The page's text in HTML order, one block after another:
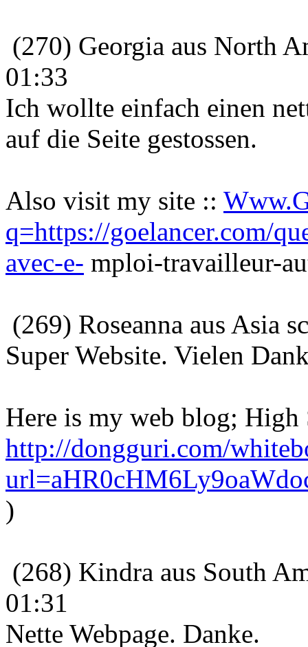
(270) Georgia aus North
01:33
Ich wollte einfach einen
auf die Seite gestossen.
Also visit my site ::
q=https://goelancer.com/
avec-e- mploi-travailleur-
(269) Roseanna aus Asia
Super Website. Vielen
Here is my web blog; High
http://dongguri.com/
)
(268) Kindra aus South
01:31
Nette Webpage. Danke.